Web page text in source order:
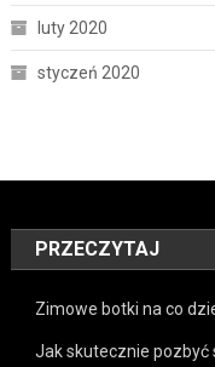
luty 2020
styczeń 2020
PRZECZYTAJ
Zimowe botki na co
Jak skutecznie pozbyć